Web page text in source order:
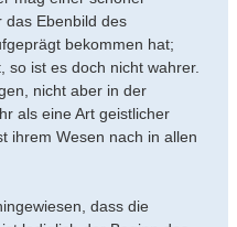
das Ebenbild des
bekommen hat;
so ist es doch nicht wahrer.
nicht aber in der
als eine Art geistlicher
ihrem Wesen nach in allen
dass die